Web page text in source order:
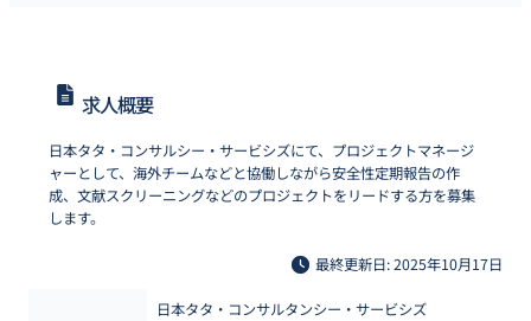
求人概要
日本タタ・コンサルシー・サービシズにて、プロジェクトマネージ
ャーとして、海外チームなどと協働しながら安全性定期報告の作
成、文献スクリーニングなどのプロジェクトをリードする方を募集
します。
最終更新日: 2025年10月17日
日本タタ・コンサルタンシー・サービシズ